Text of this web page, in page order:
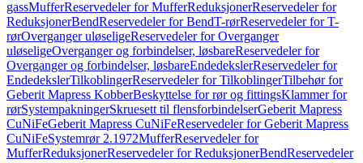
gassMufferReservedeler for MufferReduksjonerReservedeler for
ReduksjonerBendReservedeler for BendT-rørReservedeler for T-
rørOverganger uløseligeReservedeler for Overganger
uløseligeOverganger og forbindelser, løsbareReservedeler for
Overganger og forbindelser, løsbareEndedekslerReservedeler for
EndedekslerTilkoblingerReservedeler for TilkoblingerTilbehør for
Geberit Mapress KobberBeskyttelse for rør og fittingsKlammer for
rørSystempakningerSkruesett til flensforbindelserGeberit Mapress
CuNiFeGeberit Mapress CuNiFeReservedeler for Geberit Mapress
CuNiFeSystemrør 2.1972MufferReservedeler for
MufferReduksjonerReservedeler for ReduksjonerBendReservedeler